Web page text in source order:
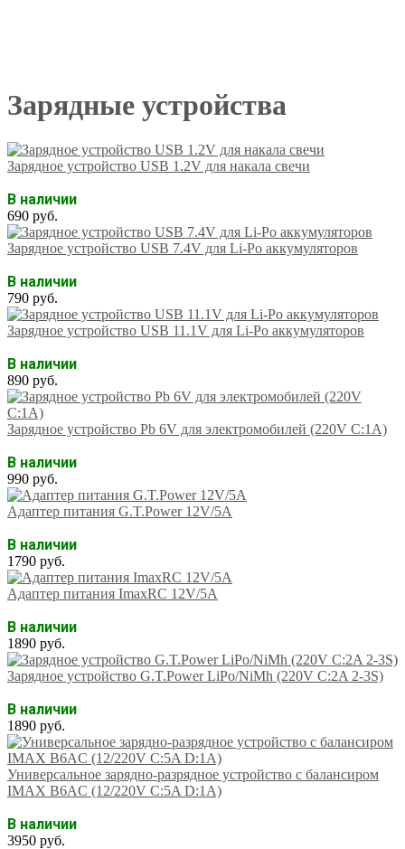
Зарядные устройства
Зарядное устройство USB 1.2V для накала свечи
В наличии
690 руб.
Зарядное устройство USB 7.4V для Li-Po аккумуляторов
В наличии
790 руб.
Зарядное устройство USB 11.1V для Li-Po аккумуляторов
В наличии
890 руб.
Зарядное устройство Pb 6V для электромобилей (220V C:1A)
В наличии
990 руб.
Адаптер питания G.T.Power 12V/5A
В наличии
1790 руб.
Адаптер питания ImaxRC 12V/5A
В наличии
1890 руб.
Зарядное устройство G.T.Power LiPo/NiMh (220V C:2A 2-3S)
В наличии
1890 руб.
Универсальное зарядно-разрядное устройство с балансиром
IMAX B6AC (12/220V C:5A D:1A)
В наличии
3950 руб.